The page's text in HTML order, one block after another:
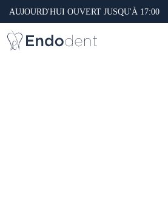
AUJOURD'HUI OUVERT JUSQU'À 17:00